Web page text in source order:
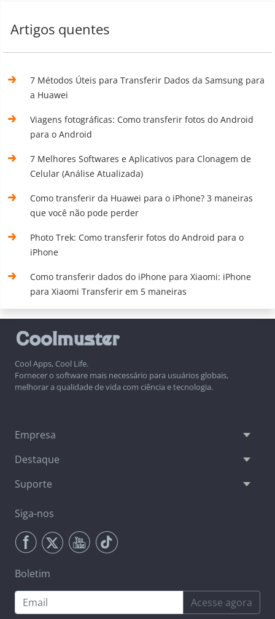
Artigos quentes
7 Métodos Úteis para Transferir Dados da Samsung para
a Huawei
Viagens fotográficas: Como transferir fotos do Android
para o Android
7 Melhores Softwares e Aplicativos para Clonagem de
Celular (Análise Atualizada)
Como transferir da Huawei para o iPhone? 3 maneiras
que você não pode perder
Photo Trek: Como transferir fotos do Android para o
iPhone
Como transferir dados do iPhone para Xiaomi: iPhone
para Xiaomi Transferir em 5 maneiras
Cool Apps, Cool Life.
Fornecer o software mais necessário para usuários globais,
melhorar a qualidade de vida com ciência e tecnologia.
Empresa
Destaque
Suporte
Siga-nos
Boletim
Acesse agora